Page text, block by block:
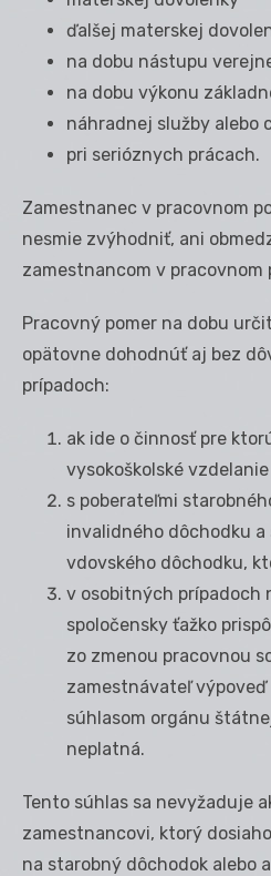
ďalšej materskej
na dobu nástupu
na dobu výkonu
náhradnej služby alebo
pri serióznych prácach.
Zamestnanec v pracovnom
nesmie zvýhodniť, ani
zamestnancom v pracovnom
Pracovný pomer na dobu
opätovne dohodnúť aj bez
prípadoch:
ak ide o činnosť pre
vysokoškolské
s poberateľmi
invalidného dôchodku a
vdovského dôchodku,
v osobitných prípadoch
spoločensky ťažko
zo zmenou pracovnou
zamestnávateľ
súhlasom orgánu
neplatná.
Tento súhlas sa nevyžaduje
zamestnancovi, ktorý
na starobný dôchodok alebo